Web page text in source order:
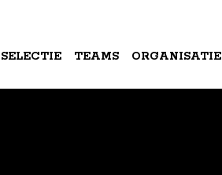
SELECTIE TEAMS ORGANISATIE